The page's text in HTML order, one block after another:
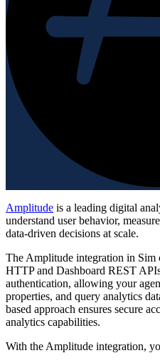
Amplitude is a leading digital
understand user behavior,
data-driven decisions at scale.
The Amplitude integration in
HTTP and Dashboard REST
authentication, allowing your
properties, and query analytics
based approach ensures secure
analytics capabilities.
With the Amplitude integration,